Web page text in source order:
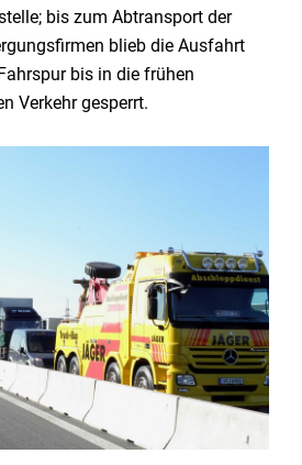
bis zum Abtransport der
blieb die Ausfahrt
bis in die frühen
Verkehr gesperrt.